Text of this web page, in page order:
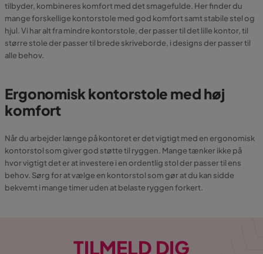
tilbyder, kombineres komfort med det smagefulde. Her finder du
mange forskellige kontorstole med god komfort samt stabile stel og
hjul. Vi har alt fra mindre kontorstole, der passer til det lille kontor, til
større stole der passer til brede skriveborde, i designs der passer til
alle behov.
Ergonomisk kontorstole med høj
komfort
Når du arbejder længe på kontoret er det vigtigt med en ergonomisk
kontorstol som giver god støtte til ryggen. Mange tænker ikke på
hvor vigtigt det er at investere i en ordentlig stol der passer til ens
behov. Sørg for at vælge en kontorstol som gør at du kan sidde
bekvemt i mange timer uden at belaste ryggen forkert.
TILMELD DIG